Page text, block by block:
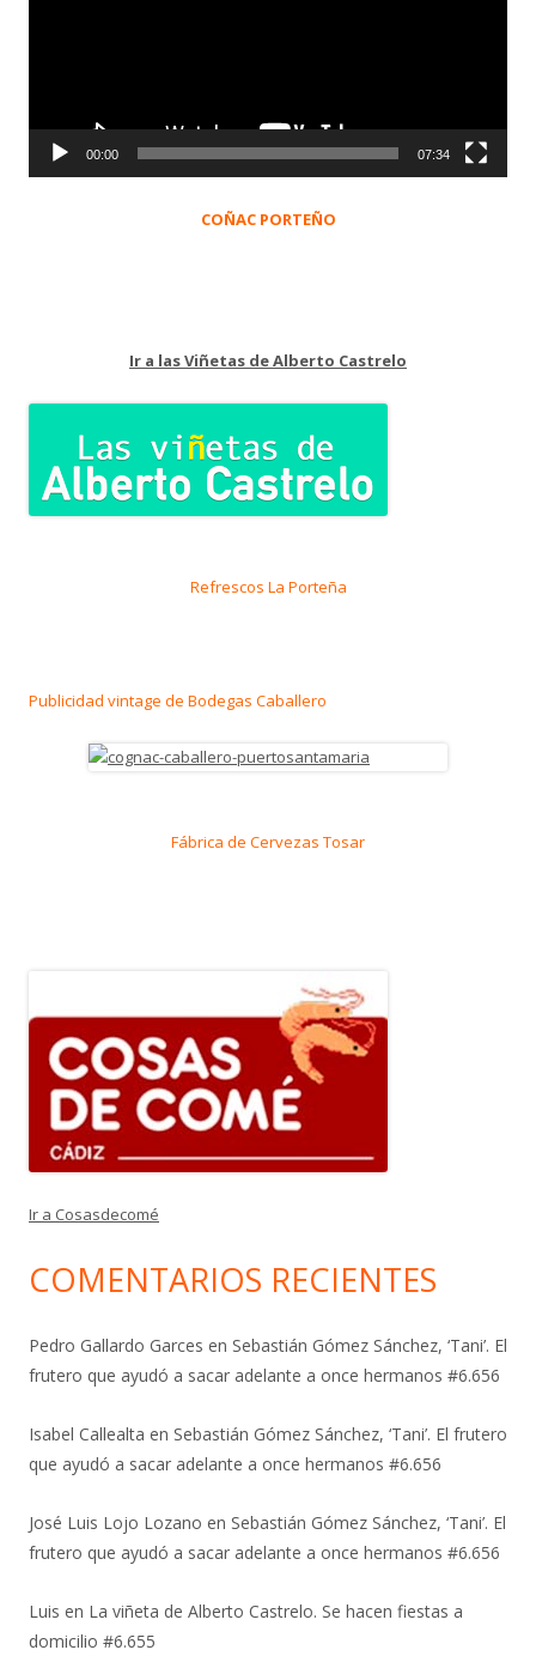
00:00 07:34
COÑAC PORTEÑO
Ir a las Viñetas de Alberto Castrelo
Refrescos La Porteña
Publicidad vintage de Bodegas Caballero
Fábrica de Cervezas Tosar
Ir a Cosasdecomé
COMENTARIOS RECIENTES
Pedro Gallardo Garces en Sebastián Gómez Sánchez, ‘Tani’. El
frutero que ayudó a sacar adelante a once hermanos #6.656
Isabel Callealta en Sebastián Gómez Sánchez, ‘Tani’. El frutero
que ayudó a sacar adelante a once hermanos #6.656
José Luis Lojo Lozano en Sebastián Gómez Sánchez, ‘Tani’. El
frutero que ayudó a sacar adelante a once hermanos #6.656
Luis en La viñeta de Alberto Castrelo. Se hacen fiestas a
domicilio #6.655